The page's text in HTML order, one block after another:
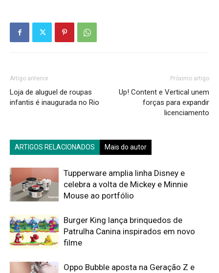
Artigo anterior
Loja de aluguel de roupas
infantis é inaugurada no Rio
Próximo artigo
Up! Content e Vertical unem
forças para expandir
licenciamento
ARTIGOS RELACIONADOS Mais do autor
Tupperware amplia linha Disney e
celebra a volta de Mickey e Minnie
Mouse ao portfólio
Burger King lança brinquedos de
Patrulha Canina inspirados em novo
filme
Oppo Bubble aposta na Geração Z e